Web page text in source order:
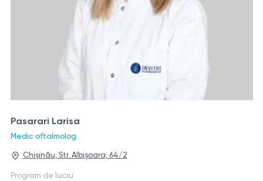
Pasarari Larisa
Medic oftalmolog
Chișinău, Str. Albișoara, 64/2
Program de lucru